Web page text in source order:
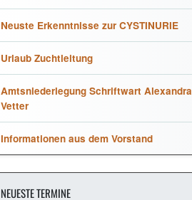
Neuste Erkenntnisse zur CYSTINURIE
Urlaub Zuchtleitung
Amtsniederlegung Schriftwart Alexandra
Vetter
Informationen aus dem Vorstand
NEUESTE TERMINE